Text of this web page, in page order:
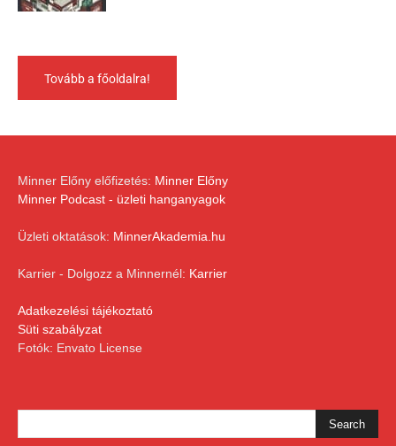
Tovább a főoldalra!
Minner Előny előfizetés: Minner Előny
Minner Podcast - üzleti hanganyagok
Üzleti oktatások: MinnerAkademia.hu
Karrier - Dolgozz a Minnernél: Karrier
Adatkezelési tájékoztató
Süti szabályzat
Fotók: Envato License